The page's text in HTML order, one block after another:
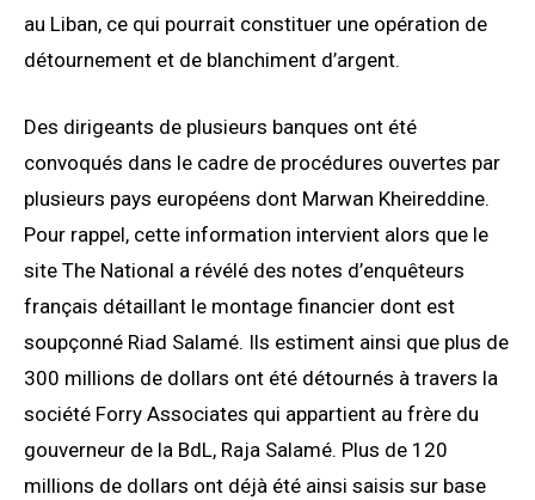
au Liban, ce qui pourrait constituer une opération de
détournement et de blanchiment d’argent.
Des dirigeants de plusieurs banques ont été
convoqués dans le cadre de procédures ouvertes par
plusieurs pays européens dont Marwan Kheireddine.
Pour rappel, cette information intervient alors que le
site The National a révélé des notes d’enquêteurs
français détaillant le montage financier dont est
soupçonné Riad Salamé. Ils estiment ainsi que plus de
300 millions de dollars ont été détournés à travers la
société Forry Associates qui appartient au frère du
gouverneur de la BdL, Raja Salamé. Plus de 120
millions de dollars ont déjà été ainsi saisis sur base